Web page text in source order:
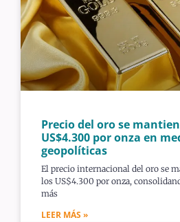
Precio del oro se
US$4.300 por onza en
geopolíticas
El precio internacional del oro se
los US$4.300 por onza,
más
LEER MÁS »